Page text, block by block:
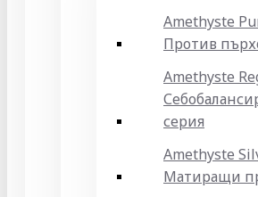
Amethyste
Против
Amethyste
серия
Amethyste
Матиращи